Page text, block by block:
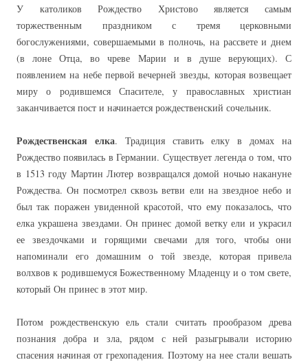
У католиков Рождество Христово является самым
торжественным праздником с тремя церковными
богослужениями, совершаемыми в полночь, на рассвете и днем
(в лоне Отца, во чреве Марии и в душе верующих). С
появлением на небе первой вечерней звезды, которая возвещает
миру о родившемся Спасителе, у православных христиан
заканчивается пост и начинается рождественский сочельник.
Рождественская елка. Традиция ставить елку в домах на
Рождество появилась в Германии. Существует легенда о том, что
в 1513 году Мартин Лютер возвращался домой ночью накануне
Рождества. Он посмотрел сквозь ветви ели на звездное небо и
был так поражен увиденной красотой, что ему показалось, что
елка украшена звездами. Он принес домой ветку ели и украсил
ее звездочками и горящими свечами для того, чтобы они
напоминали его домашним о той звезде, которая привела
волхвов к родившемуся Божественному Младенцу и о том свете,
который Он принес в этот мир.
Потом рождественскую ель стали считать прообразом древа
познания добра и зла, рядом с ней разыгрывали историю
спасения начиная от грехопадения. Поэтому на нее стали вешать